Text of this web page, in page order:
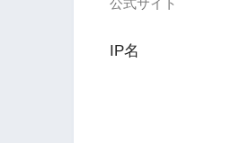
公式サイト
IP名